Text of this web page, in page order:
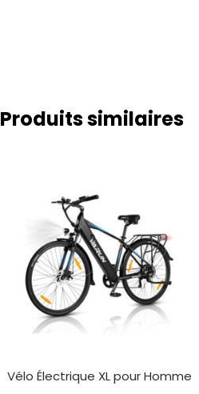
Produits similaires
Vélo Électrique XL pour Homme